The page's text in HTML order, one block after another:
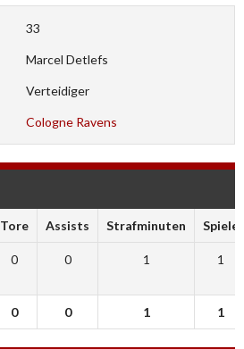
33
Marcel Detlefs
Verteidiger
Cologne Ravens
Tore Assists Strafminuten Spiele
0 0 1 1
0 0 1 1